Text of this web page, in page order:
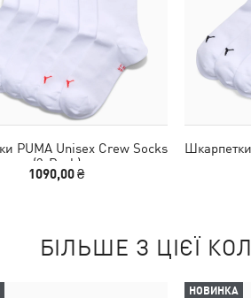
PUMA Unisex Crew Socks
(3-Pack)
1090,00 ₴
БІЛЬШЕ З ЦІЄЇ
НОВИНКА